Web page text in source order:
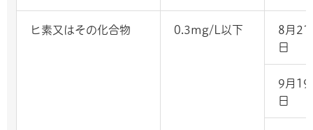
ヒ素又はその化合物 0.3mg/L以下
8月21
日
9月19
日